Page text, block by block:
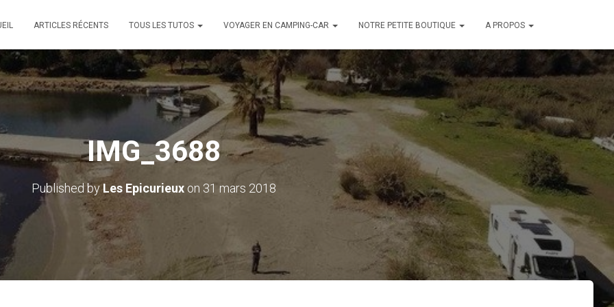
ARTICLES RÉCENTS TOUS LES TUTOS VOYAGER EN CAMPING-CAR NOTRE PETITE BOUTIQUE A PROPOS
IMG_3688
Published byLes Epicurieuxon 31 mars 2018